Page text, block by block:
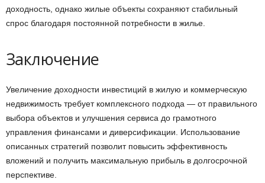
доходность, однако жилые объекты сохраняют стабильный
спрос благодаря постоянной потребности в жилье.
Заключение
Увеличение доходности инвестиций в жилую и коммерческую
недвижимость требует комплексного подхода — от правильного
выбора объектов и улучшения сервиса до грамотного
управления финансами и диверсификации. Использование
описанных стратегий позволит повысить эффективность
вложений и получить максимальную прибыль в долгосрочной
перспективе.